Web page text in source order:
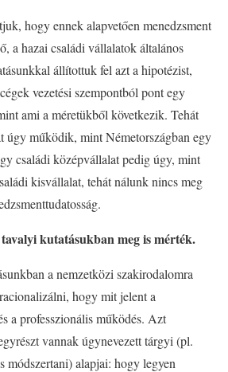
hogy ennek alapvetően menedzsment
a hazai családi vállalatok általános
állítottuk fel azt a hipotézist,
vezetési szempontból pont egy
ami a méretükből következik. Tehát
úgy működik, mint Németországban egy
családi középvállalat pedig úgy, mint
kisvállalat, tehát nálunk nincs meg
kutatásukban meg is mérték.
a nemzetközi szakirodalomra
hogy mit jelent a
a professzionális működés. Azt
vannak úgynevezett tárgyi (pl.
módszertani) alapjai: hogy legyen